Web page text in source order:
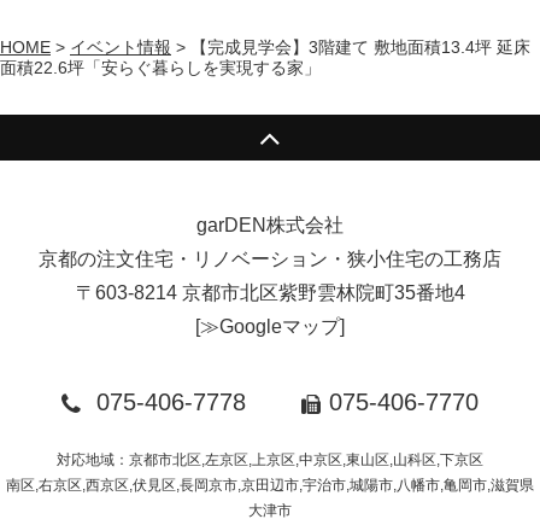
HOME > イベント情報 >
【完成見学会】3階建て 敷地面積13.4坪 延床
面積22.6坪「安らぐ暮らしを実現する家」
garDEN株式会社
京都の注文住宅・リノベーション・狭小住宅の工務店
〒603-8214 京都市北区紫野雲林院町35番地4
[≫Googleマップ]
075-406-7778 075-406-7770
対応地域：京都市北区,左京区,上京区,中京区,東山区,山科区,下京区
南区,右京区,西京区,伏見区,長岡京市,京田辺市,宇治市,城陽市,八幡市,亀岡市,滋賀県
大津市